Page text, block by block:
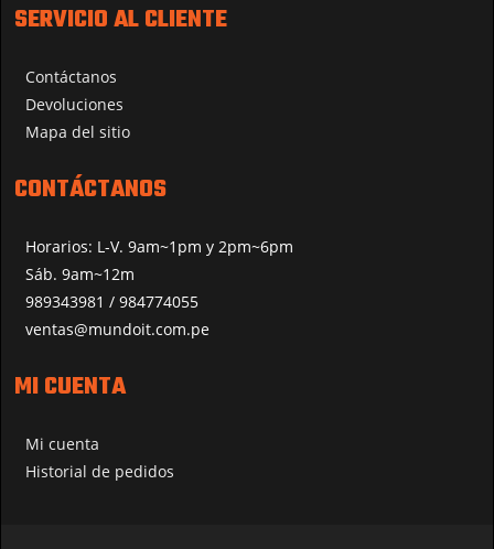
SERVICIO AL CLIENTE
Contáctanos
Devoluciones
Mapa del sitio
CONTÁCTANOS
Horarios: L-V. 9am~1pm y 2pm~6pm
Sáb. 9am~12m
989343981 / 984774055
ventas@mundoit.com.pe
MI CUENTA
Mi cuenta
Historial de pedidos